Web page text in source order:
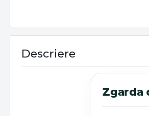
Descriere
Zgarda